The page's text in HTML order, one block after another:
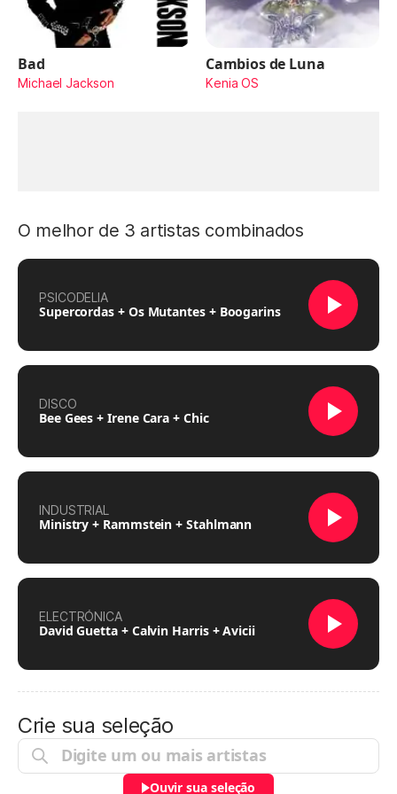
Bad
Michael Jackson
Cambios de Luna
Kenia OS
O melhor de 3 artistas combinados
PSICODELIA
Supercordas + Os Mutantes + Boogarins
DISCO
Bee Gees + Irene Cara + Chic
INDUSTRIAL
Ministry + Rammstein + Stahlmann
ELECTRÓNICA
David Guetta + Calvin Harris + Avicii
Crie sua seleção
Ouvir sua seleção